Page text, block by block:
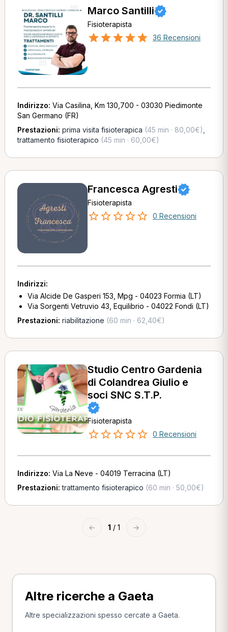
Marco Santilli
Fisioterapista
36 Recensioni
Indirizzo: Via Casilina, Km 130,700 - 03030 Piedimonte
San Germano (FR)
Prestazioni: prima visita fisioterapica (45 min · 80,00€)
trattamento fisioterapico (45 min · 60,00€)
Francesca Agresti
Fisioterapista
0 Recensioni
Indirizzi:
Via Alcide De Gasperi 153, Mpg - 04023 Formia (LT)
Via Sorgenti Vetruvio 43, Equilibrio - 04022 Fondi (LT)
Prestazioni: riabilitazione (60 min · 62,40€)
Studio Centro Gardenia
di Colandrea Giulio e
soci SNC S.T.P.
Fisioterapista
0 Recensioni
Indirizzo: Via La Neve - 04019 Terracina (LT)
Prestazioni:trattamento fisioterapico (60 min · 50,00€)
← 1 / 1 →
Altre ricerche a Gaeta
Altre specializzazioni spesso cercate a Gaeta.